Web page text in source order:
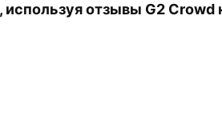
отзывы G2 Crowd